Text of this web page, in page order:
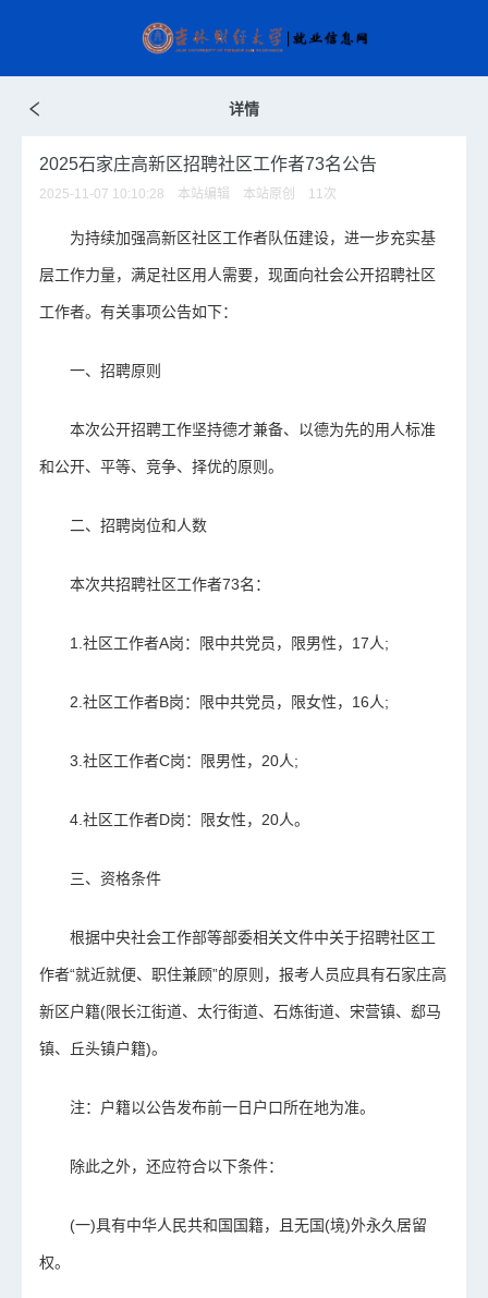
详情
2025石家庄高新区招聘社区工作者73名公告
2025-11-07 10:10:28 本站编辑 本站原创 11次
为持续加强高新区社区工作者队伍建设，进一步充实基
层工作力量，满足社区用人需要，现面向社会公开招聘社区
工作者。有关事项公告如下：
一、招聘原则
本次公开招聘工作坚持德才兼备、以德为先的用人标准
和公开、平等、竞争、择优的原则。
二、招聘岗位和人数
本次共招聘社区工作者73名：
1.社区工作者A岗：限中共党员，限男性，17人;
2.社区工作者B岗：限中共党员，限女性，16人;
3.社区工作者C岗：限男性，20人;
4.社区工作者D岗：限女性，20人。
三、资格条件
根据中央社会工作部等部委相关文件中关于招聘社区工
作者“就近就便、职住兼顾”的原则，报考人员应具有石家庄高
新区户籍(限长江街道、太行街道、石炼街道、宋营镇、郄马
镇、丘头镇户籍)。
注：户籍以公告发布前一日户口所在地为准。
除此之外，还应符合以下条件：
(一)具有中华人民共和国国籍，且无国(境)外永久居留
权。